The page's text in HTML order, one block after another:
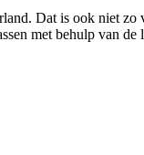
Dat is ook niet zo
met behulp van de